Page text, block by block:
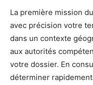
La première mission du
avec précision votre
dans un contexte
aux autorités
votre dossier. En
déterminer